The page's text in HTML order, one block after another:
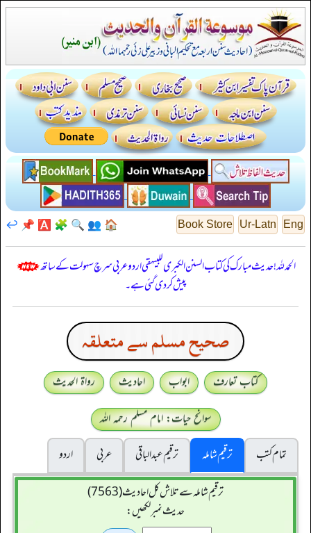
Eng
Ur-Latn
Book Store
🏠
👥
🔍
🧩
🅰️
📌
↩️
الحمدللہ! حدیث مبارک کی کتاب السنن الكبرى للبيهقي اردو عربی سرچ سہولت کے ساتھ
پیش کر دی گئی ہے۔
صحيح مسلم سے متعلقہ
کتاب تعارف ابواب احادیث
رواۃ الحدیث
سوانح حیات: امام مسلم رحمہ اللہ
تمام کتب
ترقیم شاملہ ترقيم عبدالباقی عربی
اردو
ترقیم شاملہ سے تلاش کل احادیث (7563)
حدیث نمبر لکھیں: